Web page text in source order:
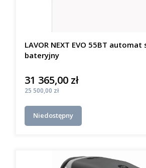
LAVOR NEXT EVO 55BT
bateryjny
Cena
31 365,00 zł
Cena
25 500,00 zł
Niedostępny